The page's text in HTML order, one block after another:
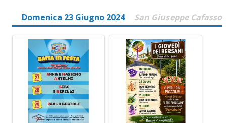
Domenica 23 Giugno 2024 San Giuseppe Cafasso